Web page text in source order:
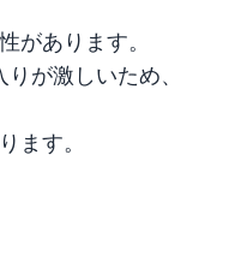
があります。
が激しいため、
ます。